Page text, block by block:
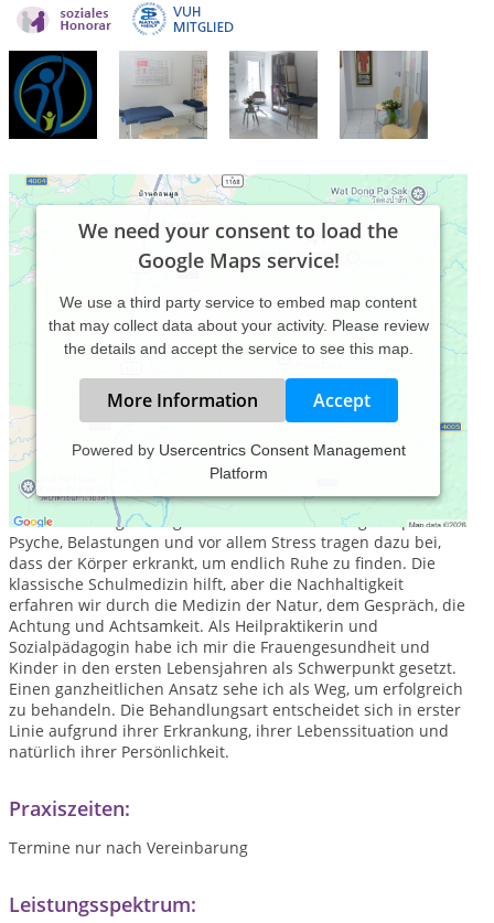
We need your consent to load the
Google Maps service!
We use a third party service to embed map content
that may collect data about your activity. Please review
the details and accept the service to see this map.
More Information Accept
Powered by Usercentrics Consent Management
Platform
Nicht nur die Symptome einer Krankheit behandeln, sondern
auch die Ursache der Erkrankung erfragen, ist auf dem Weg
der Gesundung wichtig. Ursachen sind vielseitig. Körper und
Psyche, Belastungen und vor allem Stress tragen dazu bei,
dass der Körper erkrankt, um endlich Ruhe zu finden. Die
klassische Schulmedizin hilft, aber die Nachhaltigkeit
erfahren wir durch die Medizin der Natur, dem Gespräch, die
Achtung und Achtsamkeit. Als Heilpraktikerin und
Sozialpädagogin habe ich mir die Frauengesundheit und
Kinder in den ersten Lebensjahren als Schwerpunkt gesetzt.
Einen ganzheitlichen Ansatz sehe ich als Weg, um erfolgreich
zu behandeln. Die Behandlungsart entscheidet sich in erster
Linie aufgrund ihrer Erkrankung, ihrer Lebenssituation und
natürlich ihrer Persönlichkeit.
Praxiszeiten:
Termine nur nach Vereinbarung
Leistungsspektrum: